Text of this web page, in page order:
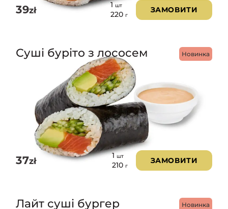
39zł
1шт
220 г
ЗАМОВИТИ
Новинка
Суші буріто з лососем
37zł
1 шт
210 г
ЗАМОВИТИ
Новинка
Лайт суші бургер